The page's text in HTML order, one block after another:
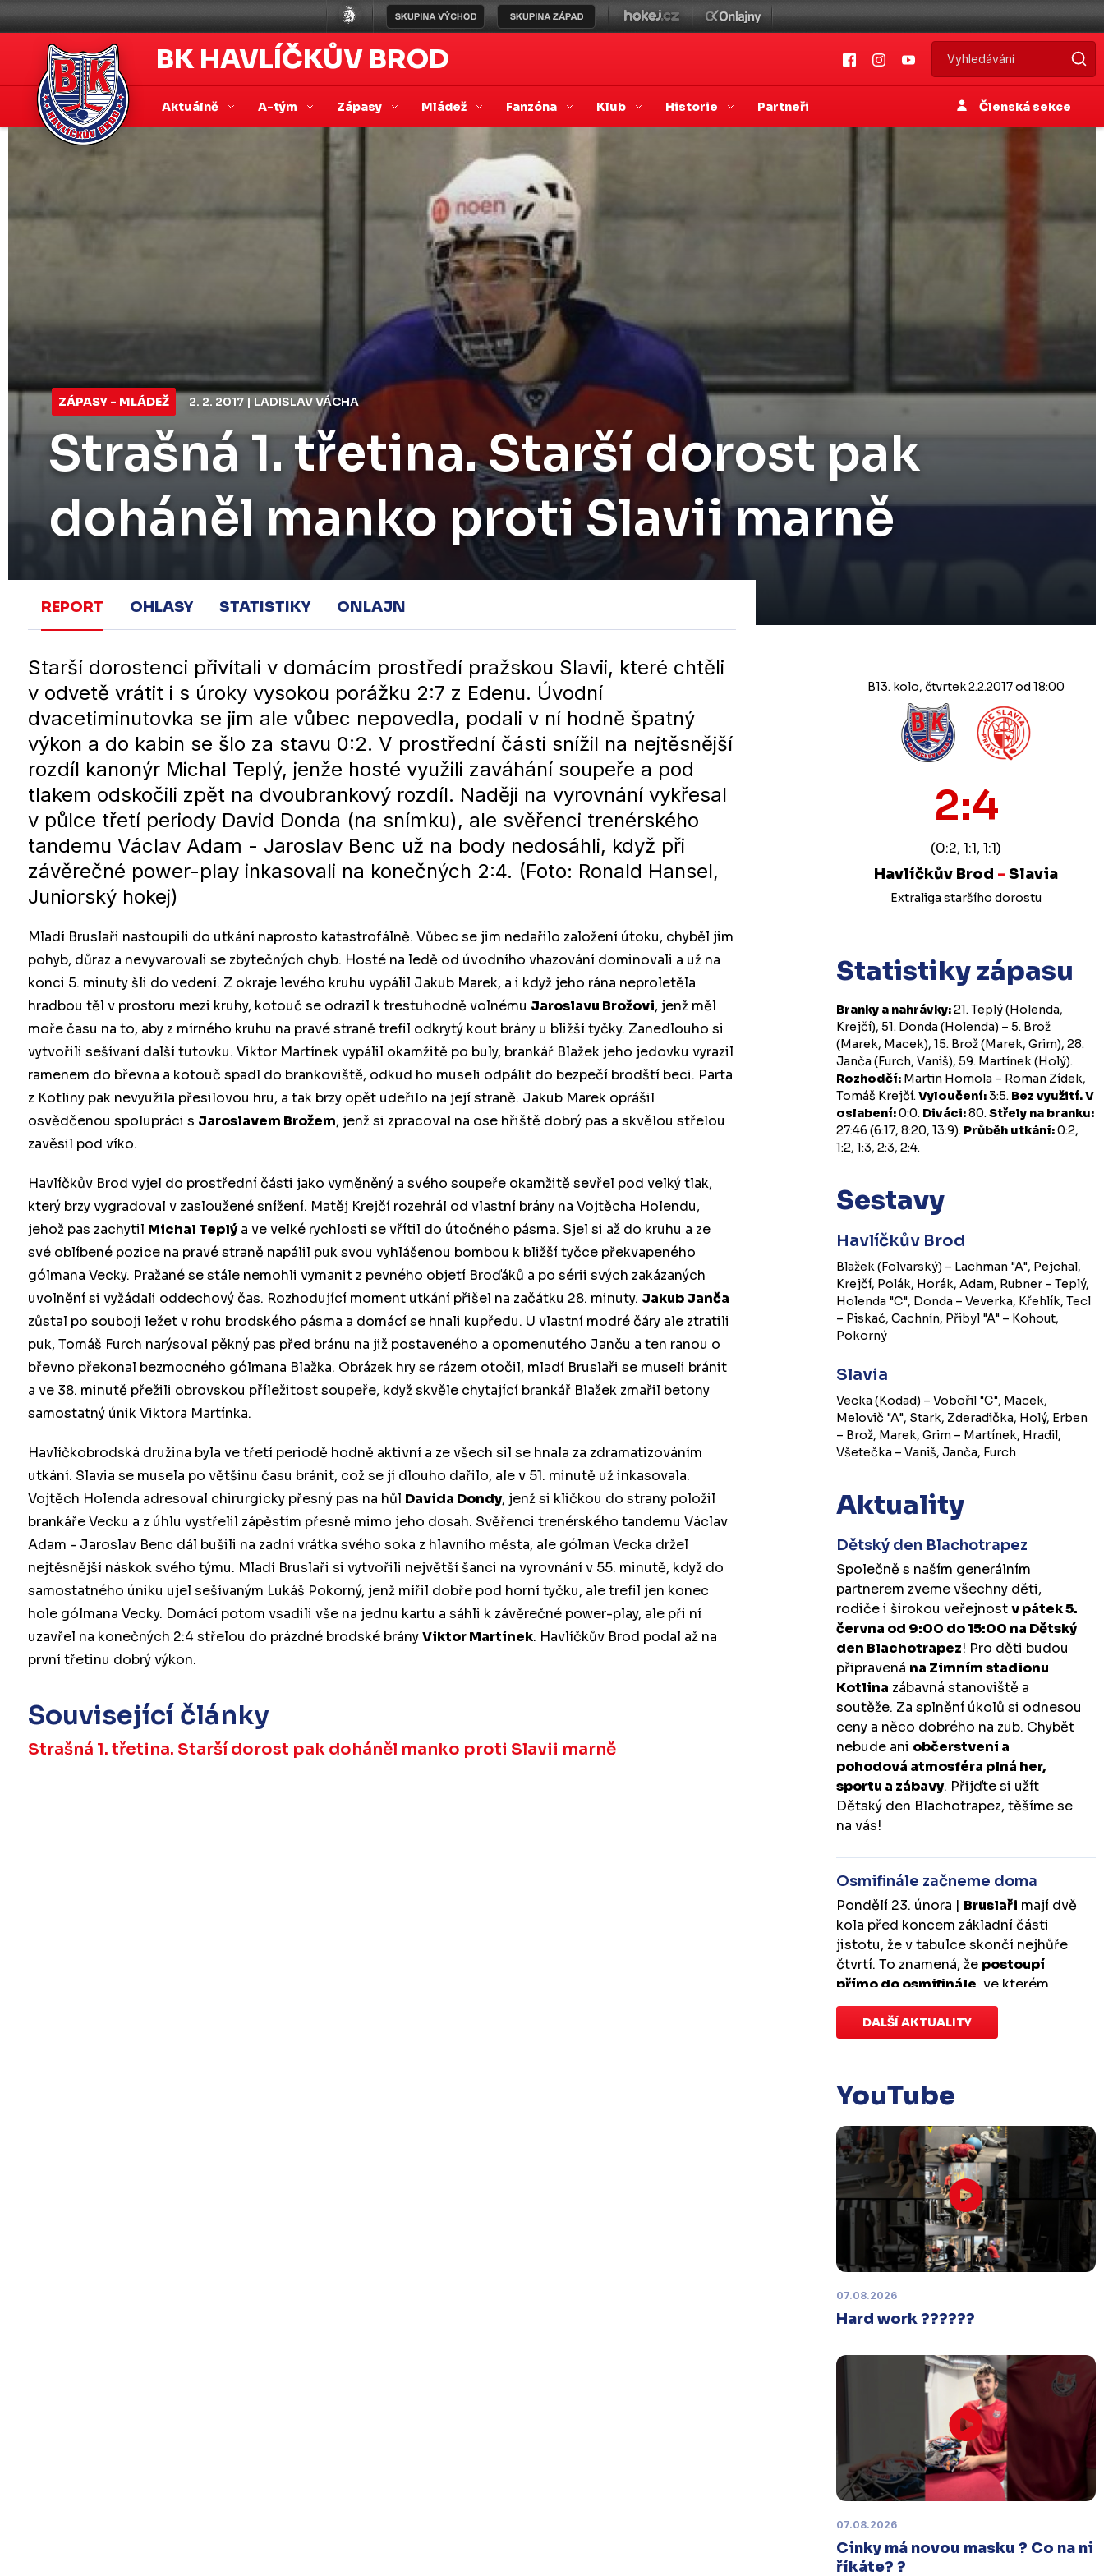
BK HAVLÍČKŮV BROD
Aktuálně A-tým Zápasy Mládež Fanzóna Klub Historie Partneři Členská sekce
ZÁPASY - MLÁDEŽ 2. 2. 2017 | LADISLAV VÁCHA
Strašná 1. třetina. Starší dorost pak
doháněl manko proti Slavii marně
REPORT OHLASY STATISTIKY ONLAJN
Starší dorostenci přivítali v domácím prostředí pražskou Slavii, které chtěli
v odvetě vrátit i s úroky vysokou porážku 2:7 z Edenu. Úvodní
dvacetiminutovka se jim ale vůbec nepovedla, podali v ní hodně špatný
výkon a do kabin se šlo za stavu 0:2. V prostřední části snížil na nejtěsnější
rozdíl kanonýr Michal Teplý, jenže hosté využili zaváhání soupeře a pod
tlakem odskočili zpět na dvoubrankový rozdíl. Naději na vyrovnání vykřesal
v půlce třetí periody David Donda (na snímku), ale svěřenci trenérského
tandemu Václav Adam - Jaroslav Benc už na body nedosáhli, když při
závěrečné power-play inkasovali na konečných 2:4. (Foto: Ronald Hansel,
Juniorský hokej)
Mladí Bruslaři nastoupili do utkání naprosto katastrofálně. Vůbec se jim nedařilo založení útoku, chyběl jim
pohyb, důraz a nevyvarovali se zbytečných chyb. Hosté na ledě od úvodního vhazování dominovali a už na
konci 5. minuty šli do vedení. Z okraje levého kruhu vypálil Jakub Marek, a i když jeho rána neproletěla
hradbou těl v prostoru mezi kruhy, kotouč se odrazil k trestuhodně volnému Jaroslavu Brožovi, jenž měl
moře času na to, aby z mírného kruhu na pravé straně trefil odkrytý kout brány u bližší tyčky. Zanedlouho si
vytvořili sešívaní další tutovku. Viktor Martínek vypálil okamžitě po buly, brankář Blažek jeho jedovku vyrazil
ramenem do břevna a kotouč spadl do brankoviště, odkud ho museli odpálit do bezpečí brodští beci. Parta
z Kotliny pak nevyužila přesilovou hru, a tak brzy opět udeřilo na její straně. Jakub Marek oprášil
osvědčenou spolupráci s Jaroslavem Brožem, jenž si zpracoval na ose hřiště dobrý pas a skvělou střelou
zavěsil pod víko.
Havlíčkův Brod vyjel do prostřední části jako vyměněný a svého soupeře okamžitě sevřel pod velký tlak,
který brzy vygradoval v zasloužené snížení. Matěj Krejčí rozehrál od vlastní brány na Vojtěcha Holendu,
jehož pas zachytil Michal Teplýa ve velké rychlosti se vřítil do útočného pásma. Sjel si až do kruhu a ze
své oblíbené pozice na pravé straně napálil puk svou vyhlášenou bombou k bližší tyčce překvapeného
gólmana Vecky. Pražané se stále nemohli vymanit z pevného objetí Broďáků a po sérii svých zakázaných
uvolnění si vyžádali oddechový čas. Rozhodující moment utkání přišel na začátku 28. minuty. Jakub Janča
zůstal po souboji ležet v rohu brodského pásma a domácí se hnali kupředu. U vlastní modré čáry ale ztratili
puk, Tomáš Furch narýsoval pěkný pas před bránu na již postaveného a opomenutého Janču a ten ranou o
břevno překonal bezmocného gólmana Blažka. Obrázek hry se rázem otočil, mladí Bruslaři se museli bránit
a ve 38. minutě přežili obrovskou příležitost soupeře, když skvěle chytající brankář Blažek zmařil betony
samostatný únik Viktora Martínka.
Havlíčkobrodská družina byla ve třetí periodě hodně aktivní a ze všech sil se hnala za zdramatizováním
utkání. Slavia se musela po většinu času bránit, což se jí dlouho dařilo, ale v 51. minutě už inkasovala.
Vojtěch Holenda adresoval chirurgicky přesný pas na hůl Davida Dondy, jenž si kličkou do strany položil
brankáře Vecku a z úhlu vystřelil zápěstím přesně mimo jeho dosah. Svěřenci trenérského tandemu Václav
Adam - Jaroslav Benc dál bušili na zadní vrátka svého soka z hlavního města, ale gólman Vecka držel
nejtěsnější náskok svého týmu. Mladí Bruslaři si vytvořili největší šanci na vyrovnání v 55. minutě, když do
samostatného úniku ujel sešívaným Lukáš Pokorný, jenž mířil dobře pod horní tyčku, ale trefil jen konec
hole gólmana Vecky. Domácí potom vsadili vše na jednu kartu a sáhli k závěrečné power-play, ale při ní
uzavřel na konečných 2:4 střelou do prázdné brodské brányViktor Martínek. Havlíčkův Brod podal až na
první třetinu dobrý výkon.
Související články
Strašná 1. třetina. Starší dorost pak doháněl manko proti Slavii marně
B13. kolo, čtvrtek 2.2.2017 od 18:00
2:4
(0:2, 1:1, 1:1)
Havlíčkův Brod - Slavia
Extraliga staršího dorostu
Statistiky zápasu
Branky a nahrávky:21. Teplý (Holenda,
Krejčí), 51. Donda (Holenda) – 5. Brož
(Marek, Macek), 15. Brož (Marek, Grim), 28.
Janča (Furch, Vaniš), 59. Martínek (Holý).
Rozhodčí: Martin Homola – Roman Zídek,
Tomáš Krejčí.Vyloučení:3:5. Bez využití.V
oslabení:0:0. Diváci:80.Střely na branku:
27:46 (6:17, 8:20, 13:9). Průběh utkání:0:2,
1:2, 1:3, 2:3, 2:4.
Sestavy
Havlíčkův Brod
Blažek (Folvarský) – Lachman "A", Pejchal,
Krejčí, Polák, Horák, Adam, Rubner – Teplý,
Holenda "C", Donda – Veverka, Křehlík, Tecl
– Piskač, Cachnín, Přibyl "A" – Kohout,
Pokorný
Slavia
Vecka (Kodad) – Vobořil "C", Macek,
Melovič "A", Stark, Zderadička, Holý, Erben
– Brož, Marek, Grim – Martínek, Hradil,
Všetečka – Vaniš, Janča, Furch
Aktuality
Dětský den Blachotrapez
Společně s naším generálním
partnerem zveme všechny děti,
rodiče i širokou veřejnostv pátek 5.
června od 9:00 do 15:00 na Dětský
den Blachotrapez! Pro děti budou
připravená na Zimním stadionu
Kotlina zábavná stanoviště a
soutěže. Za splnění úkolů si odnesou
ceny a něco dobrého na zub. Chybět
nebude ani občerstvení a
pohodová atmosféra plná her,
sportu a zábavy. Přijďte si užít
Dětský den Blachotrapez, těšíme se
na vás!
Osmifinále začneme doma
Pondělí 23. února | Bruslaři mají dvě
kola před koncem základní části
jistotu, že v tabulce skončí nejhůře
čtvrtí. To znamená, že postoupí
přímo do osmifinále , ve kterém
budou mítvýhodu domácího
prostředí.První zápas se v Kotlině
odehraje v úterý 10. března od
17:00
. Případný pátý rozhodující
duel by se hrál v Kotlině ve středu 18.
března od 18:00.
Zápas dorostu je odložen
Čtvrtek 29. ledna |Utkání dorostu v
Šumperku,které se mělo odehrát v
pátek 30. ledna ve 14:15,je
odloženo!Odehraje se v náhradním
Úterý 27. ledna |Utkání 32. kola v
, které se mělo původně
odehrát 31. ledna, bylo z důvodu
marodky Králů
odloženo. Kluby se
domluvily na náhradním termínu,
Bruslaři se s Pískem utkají venku
pondělí 16. února od 18:00 .
Charitativní aukce
Sobota 3. ledna | Vydražte si na
DALŠÍ AKTUALITY
YouTube
07.08.2026
Hard work ??????
07.08.2026
Cinky má novou masku ? Co na ni
říkáte? ?